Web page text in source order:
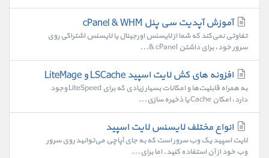
آموزش آپدیت سی پنل cPanel & WHM
تفاوتی نمی‌کند که شما از لایسنس اورجینال یا لایسنس اشتراکی روی
سرور خود، برای داشتن cPanel &...
افزونه های کش لایت اسپید LSCache و LiteMage
به همراه قابلیت‌ها و امکانات بسیار زیادی که برای LiteSpeed وجود
دارد، امکان Cache یا ذخیره سازی...
انواع مختلف لایسنس لایت اسپید
لایت اسپید یک وب سرور است که به جای آپاچی می‌توانید روی سرور
وب خود از آن استفاده کنید. اما برای...